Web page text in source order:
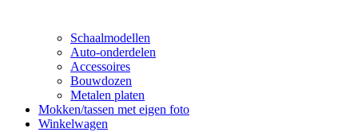
Schaalmodellen
Auto-onderdelen
Accessoires
Bouwdozen
Metalen platen
Mokken/tassen met eigen foto
Winkelwagen